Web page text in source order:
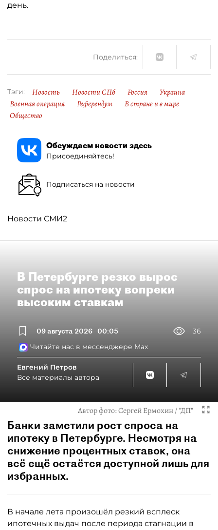
день.
Поделиться:
Тэги: Новость Новости СПб Россия
Украина
Военная операция
Референдум
В стране и в мире
Общество
Обсуждаем новости здесь
Присоединяйтесь!
Подписаться на новости
Новости СМИ2
В Петербурге резко вырос
спрос на ипотеку вопреки
высоким ставкам
09 августа 2026 00:05
36
Читайте нас в мессенджере Max
Евгений Петров
Все материалы автора
Автор фото:Сергей Ермохин / "ДП"
Банки заметили рост спроса на
ипотеку в Петербурге. Несмотря на
снижение процентных ставок, она
всё ещё остаётся доступной лишь для
избранных.
В начале лета произошёл резкий всплеск
ипотечных выдач после периода стагнации в